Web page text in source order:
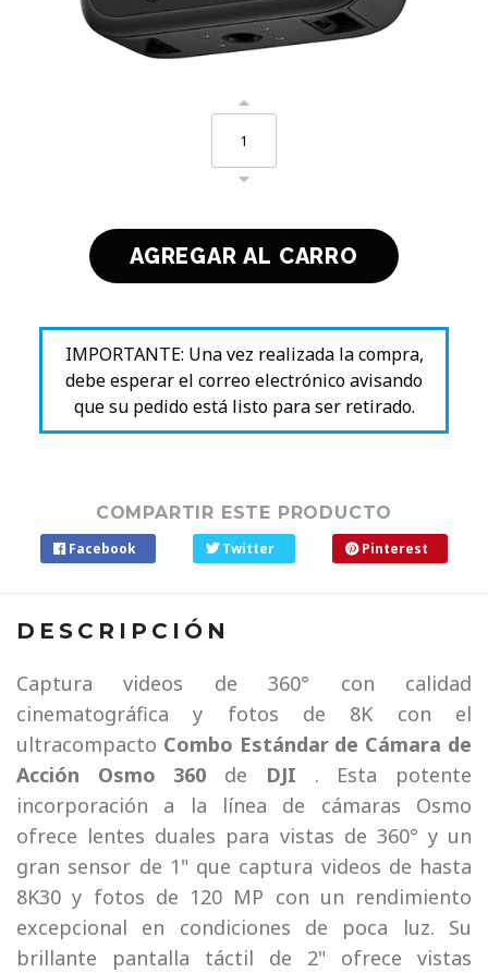
IMPORTANTE: Una vez realizada la compra,
debe esperar el correo electrónico avisando
que su pedido está listo para ser retirado.
COMPARTIR ESTE PRODUCTO
Facebook Twitter Pinterest
DESCRIPCIÓN
Captura videos de 360° con calidad
cinematográfica y fotos de 8K con el
ultracompacto Combo Estándar de Cámara de
Acción Osmo 360 de DJI . Esta potente
incorporación a la línea de cámaras Osmo
ofrece lentes duales para vistas de 360° y un
gran sensor de 1" que captura videos de hasta
8K30 y fotos de 120 MP con un rendimiento
excepcional en condiciones de poca luz. Su
brillante pantalla táctil de 2" ofrece vistas